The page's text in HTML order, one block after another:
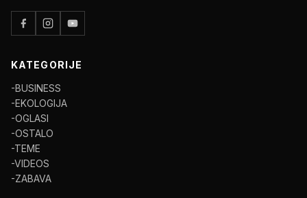
KATEGORIJE
-BUSINESS
-EKOLOGIJA
-OGLASI
-OSTALO
-TEME
-VIDEOS
-ZABAVA